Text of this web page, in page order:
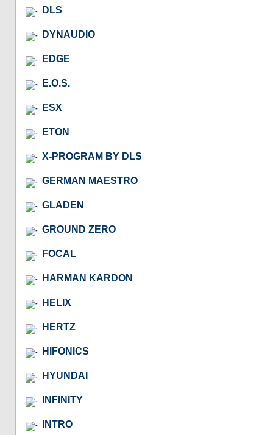
DLS
DYNAUDIO
EDGE
E.O.S.
ESX
ETON
X-PROGRAM BY DLS
GERMAN MAESTRO
GLADEN
GROUND ZERO
FOCAL
HARMAN KARDON
HELIX
HERTZ
HIFONICS
HYUNDAI
INFINITY
INTRO